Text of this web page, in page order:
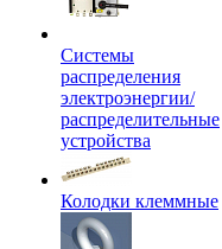
Системы
распределения
электроэнергии/
распределительные
устройства
Колодки клеммные